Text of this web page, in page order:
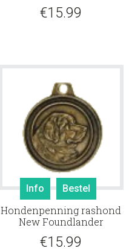
€15.99
Info Bestel
Hondenpenning rashond
New Foundlander
€15.99